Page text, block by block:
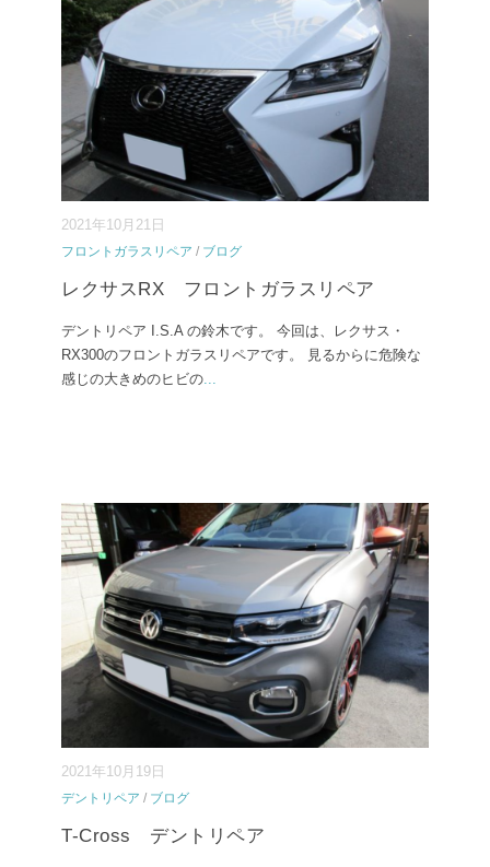
2021年10月21日
フロントガラスリペア / ブログ
レクサスRX フロントガラスリペア
デントリペア I.S.A の鈴木です。 今回は、レクサス・
RX300のフロントガラスリペアです。 見るからに危険な
感じの大きめのヒビの...
2021年10月19日
デントリペア / ブログ
T-Cross デントリペア